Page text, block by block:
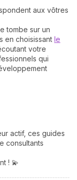
aux vôtres
tombe sur un
en choisissant le
votre
qui
actif, ces guides
consultants
! 💫